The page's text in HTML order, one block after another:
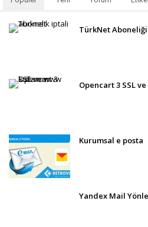
TürkNet
Opencart 3 SSL
Kurumsal e posta
Yandex Mail